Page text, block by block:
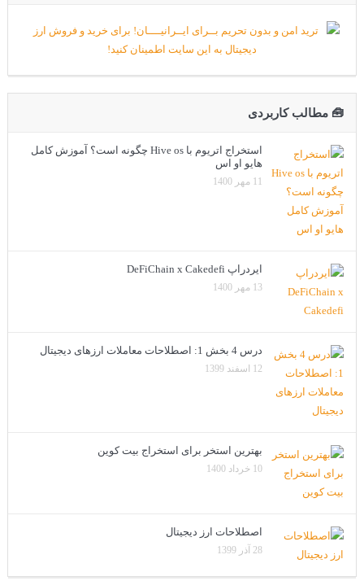
🧰 مطالب کاربردی
استخراج اتریوم با Hive os چگونه است؟ آموزش کامل
هایو او اس
11 مهر 1400
ایردراپ DeFiChain x Cakedefi
13 مهر 1400
درس 4 بخش 1: اصطلاحات معاملات ارزهای دیجیتال
12 اسفند 1399
بهترین استخر برای استخراج بیت کوین
10 خرداد 1400
اصطلاحات ارز دیجیتال
28 آذر 1399